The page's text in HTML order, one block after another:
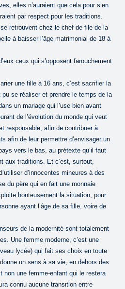
elles n’auraient que cela pour s’en
par respect pour les traditions.
retrouvent chez le chef de file de la
à baisser l’âge matrimonial de 18 à
ceux qui s’opposent farouchement
une fille à 16 ans, c’est sacrifier la
pu se réaliser et prendre le temps de la
un mariage qui l’use bien avant
de l’évolution du monde qui veut
responsable, afin de contribuer à
afin de leur permettre d’envisager un
vers le bas, au prétexte qu’il faut
aux traditions. Et c’est, surtout,
d’innocentes mineures à des
du père qui en fait une monnaie
honteusement la situation, pour
ayant l’âge de sa fille, voire de
de la modernité sont totalement
Une femme moderne, c’est une
lycée) qui fait ses choix en toute
un sens à sa vie, en dehors des
non une femme-enfant qui le restera
connu aucune transition entre